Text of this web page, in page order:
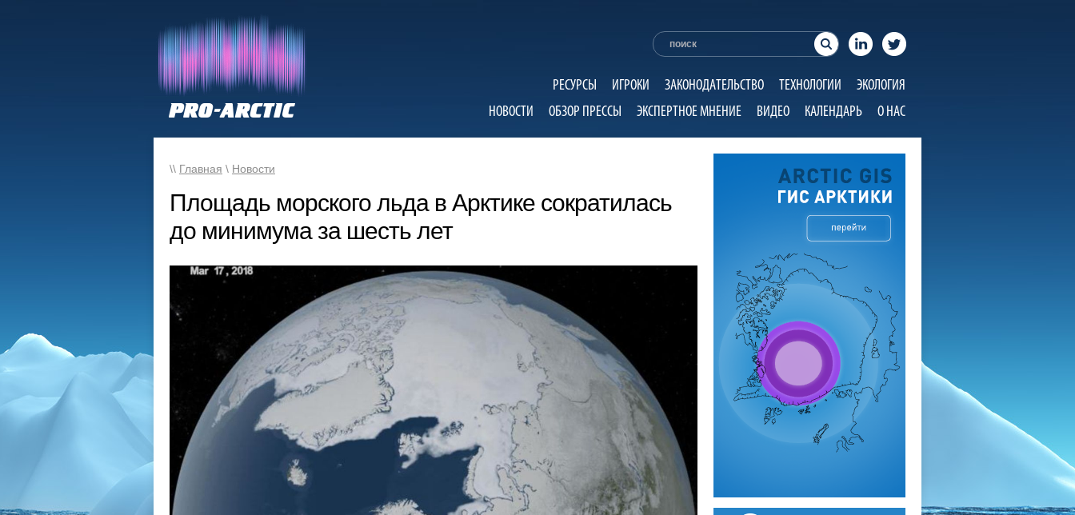
РЕСУРСЫ ИГРОКИ ЗАКОНОДАТЕЛЬСТВО ТЕХНОЛОГИИ
ЭКОЛОГИЯ
НОВОСТИ
ОБЗОР ПРЕССЫ ЭКСПЕРТНОЕ МНЕНИЕ ВИДЕО КАЛЕНДАРЬ О НАС
\\ Главная \ Новости
Площадь морского льда в Арктике сократилась
до минимума за шесть лет